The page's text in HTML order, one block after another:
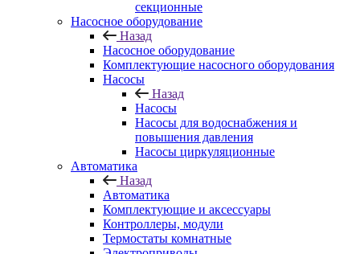
секционные
Насосное оборудование
Назад
Насосное оборудование
Комплектующие насосного оборудования
Насосы
Назад
Насосы
Насосы для водоснабжения и
повышения давления
Насосы циркуляционные
Автоматика
Назад
Автоматика
Комплектующие и аксессуары
Контроллеры, модули
Термостаты комнатные